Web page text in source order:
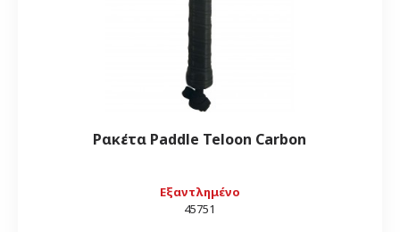
Εξαντλημένο
45751
Ρακέτα Paddle Teloon Carbon